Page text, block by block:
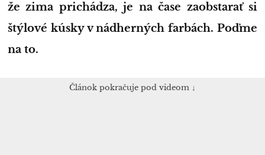
že zima prichádza, je na čase zaobstarať si
štýlové kúsky v nádherných farbách. Poďme
na to.
Článok pokračuje pod videom ↓